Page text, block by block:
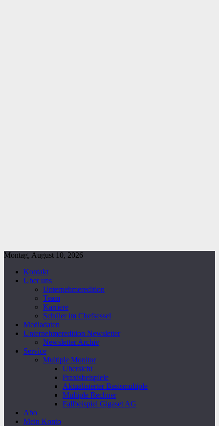
Montag, August 10, 2026
Kontakt
Über uns
Unternehmeredition
Team
Karriere
Schüler im Chefsessel
Mediadaten
Unternehmeredition Newsletter
Newsletter Archiv
Service
Multiple Monitor
Übersicht
Praxisbeispiele
Aktualisierter Basismultiple
Multiple Rechner
Fallbeispiel Gigaset AG
Abo
Mein Konto